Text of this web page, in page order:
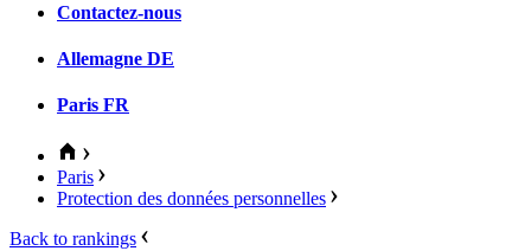
Contactez-nous
Allemagne DE
Paris FR
Paris
Protection des données personnelles
Back to rankings